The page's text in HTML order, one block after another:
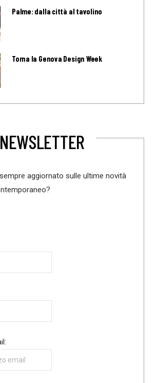
Palme: dalla città al tavolino
Torna la Genova Design Week
NEWSLETTER
aggiornato sulle ultime novità